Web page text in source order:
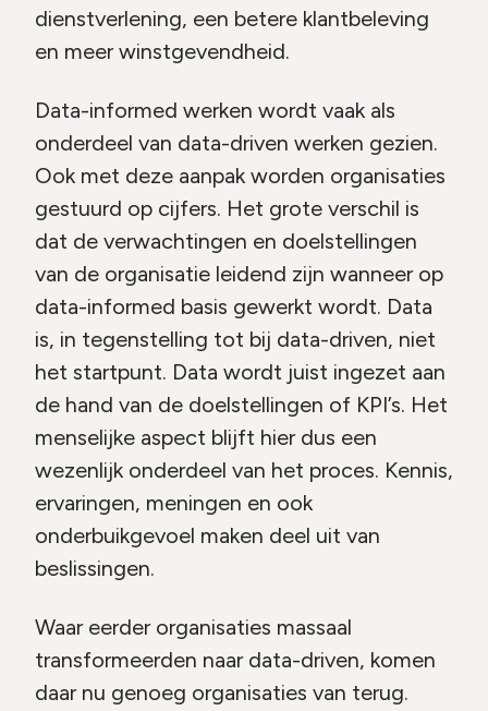
dienstverlening, een betere klantbeleving
en meer winstgevendheid.
Data-informed werken wordt vaak als
onderdeel van data-driven werken gezien.
Ook met deze aanpak worden organisaties
gestuurd op cijfers. Het grote verschil is
dat de verwachtingen en doelstellingen
van de organisatie leidend zijn wanneer op
data-informed basis gewerkt wordt. Data
is, in tegenstelling tot bij data-driven, niet
het startpunt. Data wordt juist ingezet aan
de hand van de doelstellingen of KPI’s. Het
menselijke aspect blijft hier dus een
wezenlijk onderdeel van het proces. Kennis,
ervaringen, meningen en ook
onderbuikgevoel maken deel uit van
beslissingen.
Waar eerder organisaties massaal
transformeerden naar data-driven, komen
daar nu genoeg organisaties van terug.